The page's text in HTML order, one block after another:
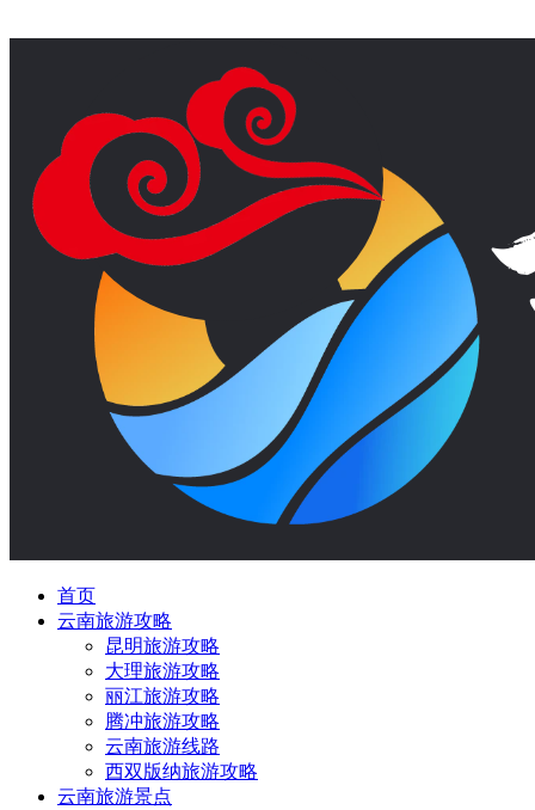
首页
云南旅游攻略
昆明旅游攻略
大理旅游攻略
丽江旅游攻略
腾冲旅游攻略
云南旅游线路
西双版纳旅游攻略
云南旅游景点